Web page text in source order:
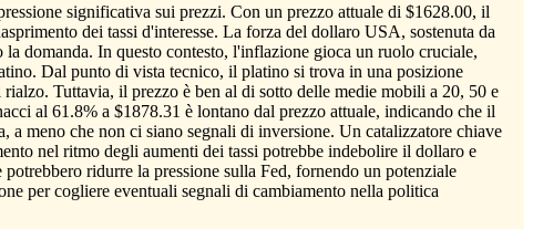
significativa sui prezzi. Con un prezzo attuale di $1628.00, il
dei tassi d'interesse. La forza del dollaro USA, sostenuta da
domanda. In questo contesto, l'inflazione gioca un ruolo cruciale,
Dal punto di vista tecnico, il platino si trova in una posizione
Tuttavia, il prezzo è ben al di sotto delle medie mobili a 20, 50 e
al 61.8% a $1878.31 è lontano dal prezzo attuale, indicando che il
a meno che non ci siano segnali di inversione. Un catalizzatore chiave
nel ritmo degli aumenti dei tassi potrebbe indebolire il dollaro e
ridurre la pressione sulla Fed, fornendo un potenziale
per cogliere eventuali segnali di cambiamento nella politica